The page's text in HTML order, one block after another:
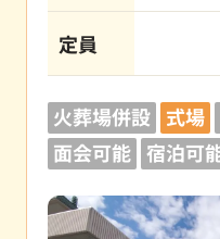
定員
火葬場併設 式場
面会可能 宿泊可